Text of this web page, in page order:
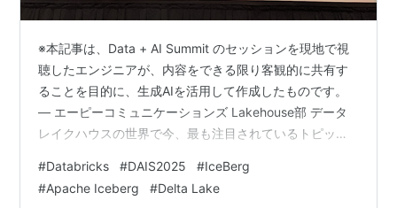
※本記事は、Data + AI Summit のセッションを現地で視
聴したエンジニアが、内容をできる限り客観的に共有す
ることを目的に、生成AIを活用して作成したものです。
― エーピーコミュニケーションズ Lakehouse部 データ
レイクハウスの世界で今、最も注目されているトピック
す。この動きの中心にいるのが、Databricks社の技術ス
タッフであるBrian Blue氏とDan Weeks氏。彼らは先日
#Databricks #DAIS2025 #IceBerg
#Apache Iceberg #Delta Lake